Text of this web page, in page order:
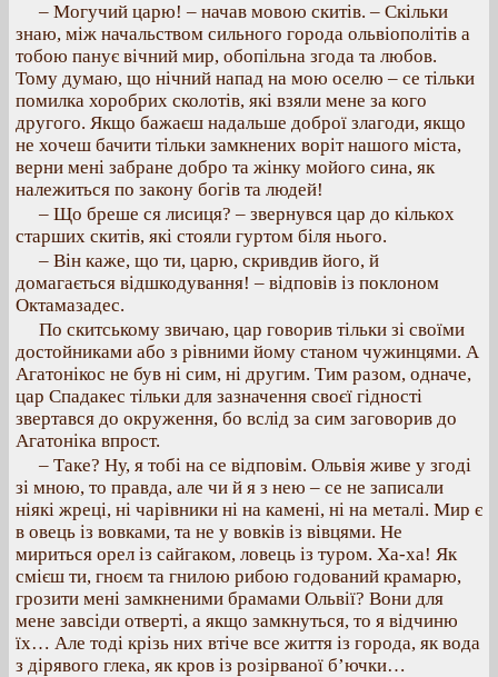
– Могучий царю! – начав мовою скитів. – Скільки
знаю, між начальством сильного города ольвіополітів а
тобою панує вічний мир, обопільна згода та любов.
Тому думаю, що нічний напад на мою оселю – се тільки
помилка хоробрих сколотів, які взяли мене за кого
другого. Якщо бажаєш надальше доброї злагоди, якщо
не хочеш бачити тільки замкнених воріт нашого міста,
верни мені забране добро та жінку мойого сина, як
належиться по закону богів та людей!
– Що бреше ся лисиця? – звернувся цар до кількох
старших скитів, які стояли гуртом біля нього.
– Він каже, що ти, царю, скривдив його, й
домагається відшкодування! – відповів із поклоном
Октамазадес.
По скитському звичаю, цар говорив тільки зі своїми
достойниками або з рівними йому станом чужинцями. А
Агатонікос не був ні сим, ні другим. Тим разом, одначе,
цар Спадакес тільки для зазначення своєї гідності
звертався до окруження, бо вслід за сим заговорив до
Агатоніка впрост.
– Таке? Ну, я тобі на се відповім. Ольвія живе у згоді
зі мною, то правда, але чи й я з нею – се не записали
ніякі жреці, ні чарівники ні на камені, ні на металі. Мир є
в овець із вовками, та не у вовків із вівцями. Не
мириться орел із сайгаком, ловець із туром. Ха-ха! Як
смієш ти, гноєм та гнилою рибою годований крамарю,
грозити мені замкненими брамами Ольвії? Вони для
мене завсіди отверті, а якщо замкнуться, то я відчиню
їх… Але тоді крізь них втіче все життя із города, як вода
з дірявого глека, як кров із розірваної б’ючки…